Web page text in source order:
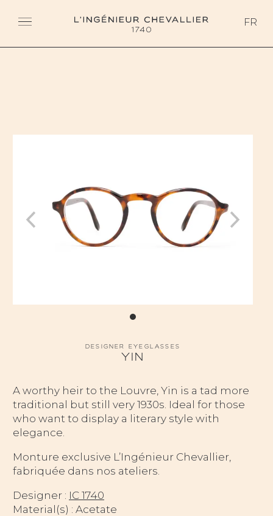
L'ingénieur Chevallier
FR
DESIGNER EYEGLASSES
YIN
A worthy heir to the Louvre, Yin is a tad more
traditional but still very 1930s. Ideal for those
who want to display a literary style with
elegance.
Monture exclusive L’Ingénieur Chevallier,
fabriquée dans nos ateliers.
Designer : IC 1740
Material(s) : Acetate